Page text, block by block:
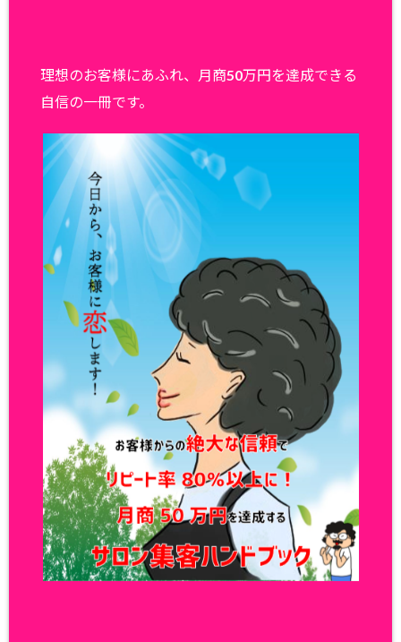
理想のお客様にあふれ、月商50万円を達成できる
自信の一冊です。